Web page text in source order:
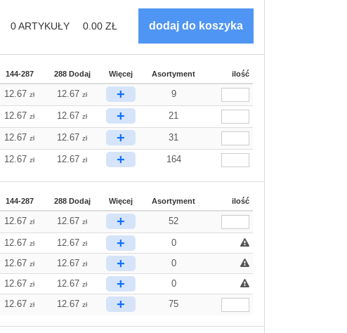
0ARTYKUŁY 0.00 ZŁ
144-287 288 Dodaj Więcej Asortyment ilość
12.67zł 12.67zł + 9
12.67zł 12.67zł + 21
12.67zł 12.67zł + 31
12.67zł 12.67zł + 164
144-287 288 Dodaj Więcej Asortyment ilość
12.67zł 12.67zł + 52
12.67zł 12.67zł +
0
12.67zł 12.67zł +
0
12.67zł 12.67zł +
0
12.67zł 12.67zł + 75